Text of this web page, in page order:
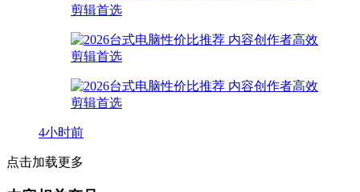
4小时前
点击加载更多